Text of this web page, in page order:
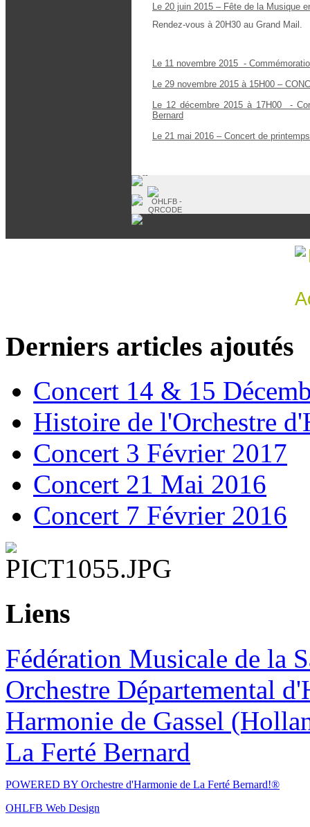
Le 20 juin 2015 – Fête de la Musique
Rendez-vous à 20H30 au Grand Mail.
Le 11 novembre 2015 -
Le 29 novembre 2015 à 15H00 –
Le 12 décembre 2015 à 17H00 -
Bernard
Le 21 mai 2016 – Concert de
Derniers articles ajoutés
Concert 14 & 15
Histoire de l'Orchestre
Concert 3 Février 2017
Concert 21 Mai 2016
Concert 7 Février 2016
Liens
Fédération Musicale de la
Orchestre Départemental
Harmonie de Gassel
La Ferté Bernard
POWERED BY Orchestre d'Harmonie de La Ferté Bernard!®
OHLFB Web Design